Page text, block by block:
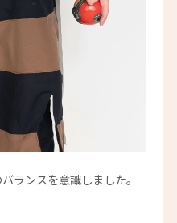
ランスを意識しました。